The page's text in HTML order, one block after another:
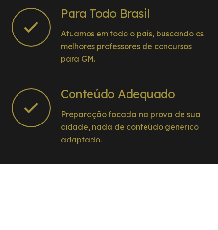
Para Todo Brasil
Atuamos em todo o país, buscando os
melhores professores de concursos
para GM.
Conteúdo Adequado
Preparação focada na prova de sua
cidade, nada de conteúdo genérico
adaptado.